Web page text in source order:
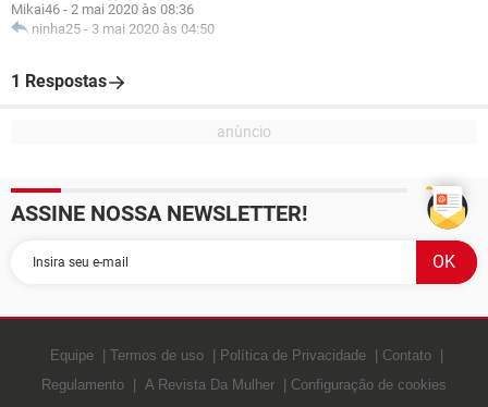
Mikai46 - 2 mai 2020 às 08:36
ninha25 - 3 mai 2020 às 04:50
1 Respostas
ASSINE NOSSA NEWSLETTER!
Equipe Termos de uso Política de Privacidade
Contato
Regulamento
A Revista Da Mulher Configuração de cookies